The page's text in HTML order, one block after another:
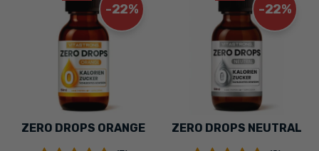
-22%
ZERO DROPS ORANGE
-22%
ZERO DROPS NEUTRAL